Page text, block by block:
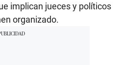
implican jueces y políticos
organizado.